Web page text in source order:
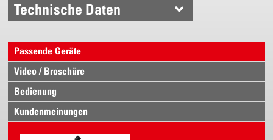
Technische Daten
Passende Geräte
Video / Broschüre
Bedienung
Kundenmeinungen